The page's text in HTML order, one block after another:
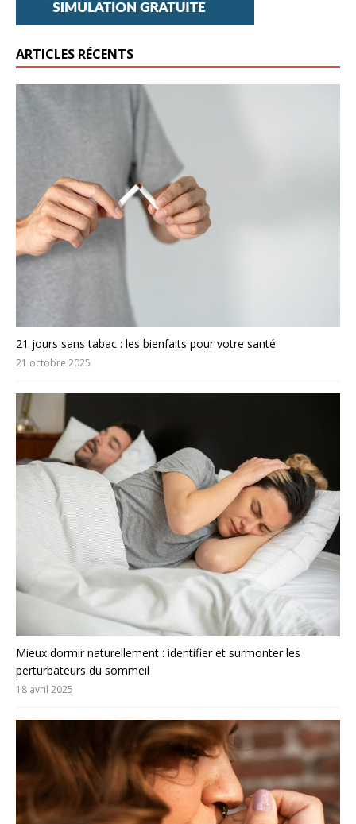
ARTICLES RÉCENTS
21 jours sans tabac : les bienfaits pour votre santé
21 octobre 2025
Mieux dormir naturellement : identifier et surmonter les
perturbateurs du sommeil
18 avril 2025